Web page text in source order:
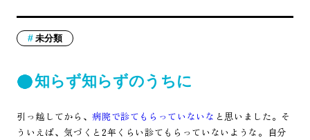
未分類
知らず知らずのうちに
引っ越してから、病院で診てもらっていないな と思いました。そ
ういえば、気づくと2年くらい診てもらっていないような。自分